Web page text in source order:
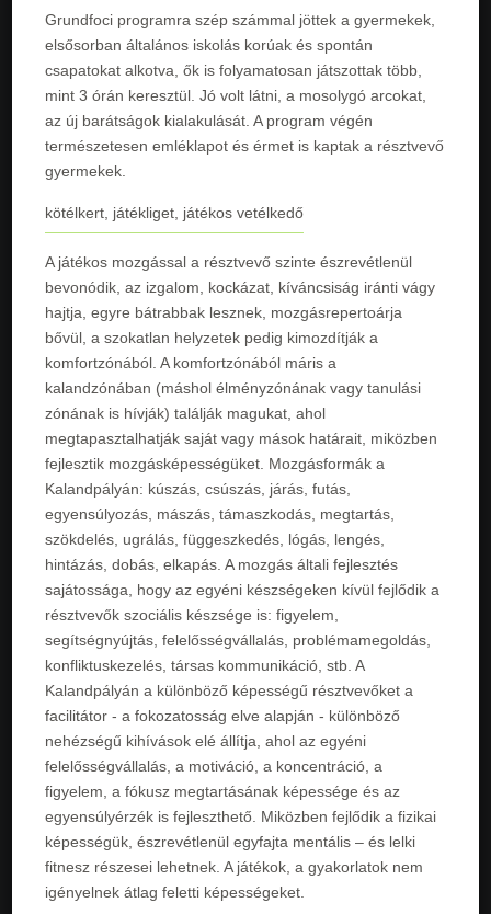
Grundfoci programra szép számmal jöttek a gyermekek,
elsősorban általános iskolás korúak és spontán
csapatokat alkotva, ők is folyamatosan játszottak több,
mint 3 órán keresztül. Jó volt látni, a mosolygó arcokat,
az új barátságok kialakulását. A program végén
természetesen emléklapot és érmet is kaptak a résztvevő
gyermekek.
kötélkert, játékliget, játékos vetélkedő
A játékos mozgással a résztvevő szinte észrevétlenül
bevonódik, az izgalom, kockázat, kíváncsiság iránti vágy
hajtja, egyre bátrabbak lesznek, mozgásrepertoárja
bővül, a szokatlan helyzetek pedig kimozdítják a
komfortzónából. A komfortzónából máris a
kalandzónában (máshol élményzónának vagy tanulási
zónának is hívják) találják magukat, ahol
megtapasztalhatják saját vagy mások határait, miközben
fejlesztik mozgásképességüket. Mozgásformák a
Kalandpályán: kúszás, csúszás, járás, futás,
egyensúlyozás, mászás, támaszkodás, megtartás,
szökdelés, ugrálás, függeszkedés, lógás, lengés,
hintázás, dobás, elkapás. A mozgás általi fejlesztés
sajátossága, hogy az egyéni készségeken kívül fejlődik a
résztvevők szociális készsége is: figyelem,
segítségnyújtás, felelősségvállalás, problémamegoldás,
konfliktuskezelés, társas kommunikáció, stb. A
Kalandpályán a különböző képességű résztvevőket a
facilitátor - a fokozatosság elve alapján - különböző
nehézségű kihívások elé állítja, ahol az egyéni
felelősségvállalás, a motiváció, a koncentráció, a
figyelem, a fókusz megtartásának képessége és az
egyensúlyérzék is fejleszthető. Miközben fejlődik a fizikai
képességük, észrevétlenül egyfajta mentális – és lelki
fitnesz részesei lehetnek. A játékok, a gyakorlatok nem
igényelnek átlag feletti képességeket.